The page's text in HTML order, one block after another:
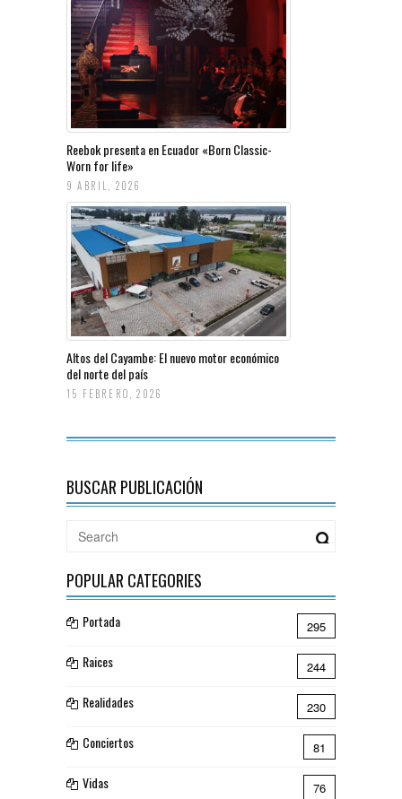
Reebok presenta en Ecuador «Born Classic-
Worn for life»
9 ABRIL, 2026
Altos del Cayambe: El nuevo motor económico
del norte del país
15 FEBRERO, 2026
BUSCAR PUBLICACIÓN
POPULAR CATEGORIES
Portada 295
Raices 244
Realidades 230
Conciertos 81
Vidas 76